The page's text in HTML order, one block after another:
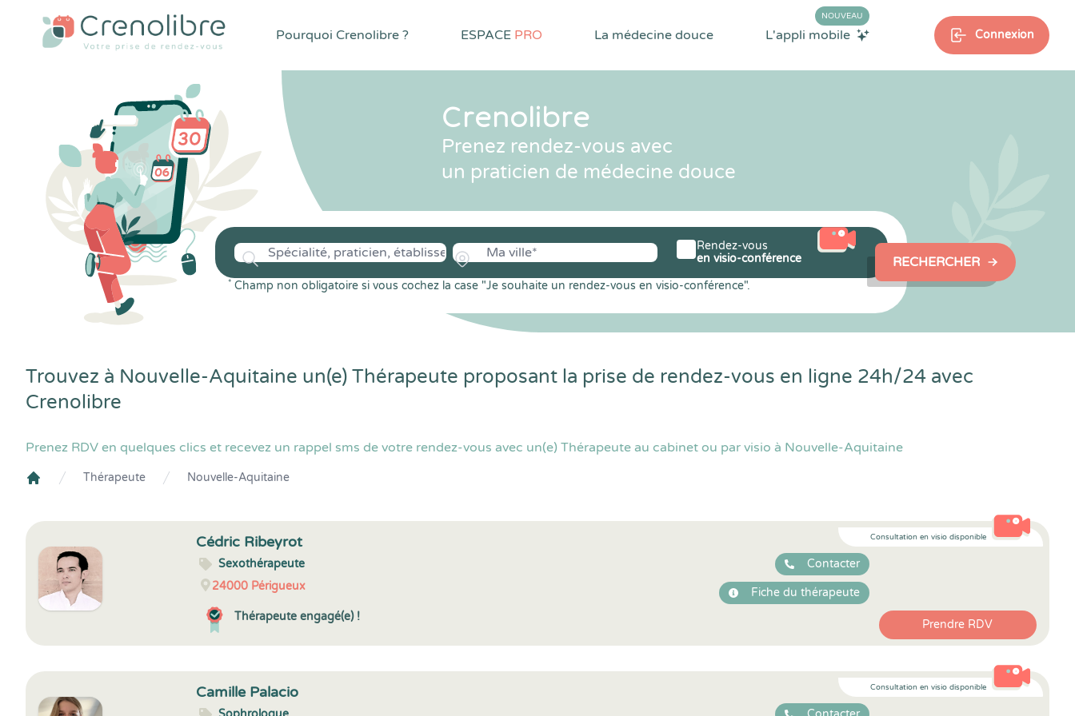
Pourquoi Crenolibre ? ESPACE PRO La médecine douce L'appli mobile
NOUVEAU
Connexion
Crenolibre
Prenez rendez-vous avec
un praticien de médecine douce
* Champ non obligatoire si vous cochez la case "Je souhaite un rendez-vous en visio-conférence".
Rendez-vous
en visio-conférence
RECHERCHER
Trouvez à Nouvelle-Aquitaine un(e) Thérapeute proposant la prise de rendez-vous en ligne 24h/24 avec
Crenolibre
Prenez RDV en quelques clics et recevez un rappel sms de votre rendez-vous avec un(e) Thérapeute au cabinet ou par visio à Nouvelle-Aquitaine
Thérapeute Nouvelle-Aquitaine
Consultation en visio disponible
Cédric Ribeyrot
Sexothérapeute
24000 Périgueux
Thérapeute engagé(e) !
Contacter
Fiche du thérapeute
Prendre RDV
Consultation en visio disponible
Camille Palacio